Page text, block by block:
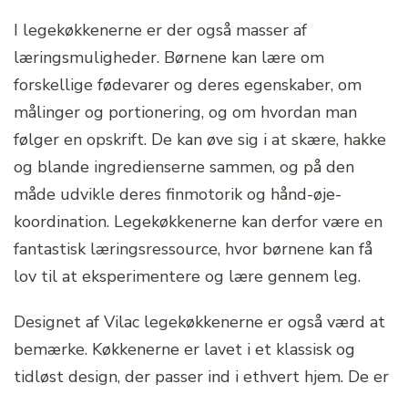
I legekøkkenerne er der også masser af
læringsmuligheder. Børnene kan lære om
forskellige fødevarer og deres egenskaber, om
målinger og portionering, og om hvordan man
følger en opskrift. De kan øve sig i at skære, hakke
og blande ingredienserne sammen, og på den
måde udvikle deres finmotorik og hånd-øje-
koordination. Legekøkkenerne kan derfor være en
fantastisk læringsressource, hvor børnene kan få
lov til at eksperimentere og lære gennem leg.
Designet af Vilac legekøkkenerne er også værd at
bemærke. Køkkenerne er lavet i et klassisk og
tidløst design, der passer ind i ethvert hjem. De er